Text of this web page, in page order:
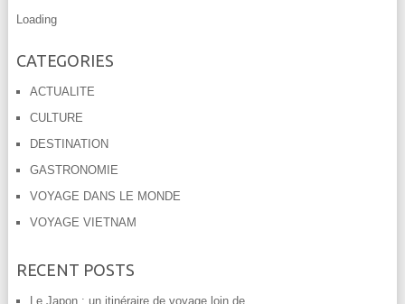
Loading
CATEGORIES
ACTUALITE
CULTURE
DESTINATION
GASTRONOMIE
VOYAGE DANS LE MONDE
VOYAGE VIETNAM
RECENT POSTS
Le Japon : un itinéraire de voyage loin de